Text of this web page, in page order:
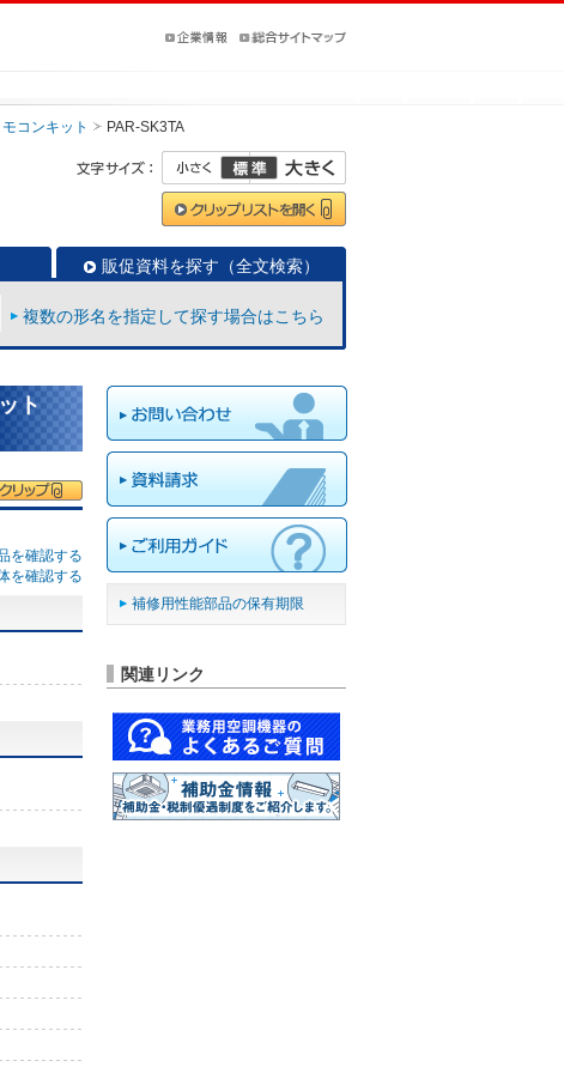
コンキット PAR-SK3TA
販促資料を探す（全文検索）
複数の形名を指定して探す場合はこちら
ト
を確認する
を確認する
補修用性能部品の保有期限
関連リンク